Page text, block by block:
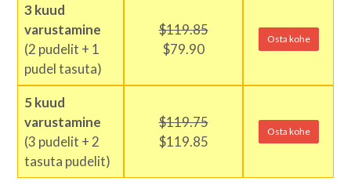
3 kuud
varustamine
(2 pudelit + 1
pudel tasuta)
$119.85
$79.90
Osta kohe
5 kuud
varustamine
(3 pudelit + 2
tasuta pudelit)
$119.75
$119.85
Osta kohe